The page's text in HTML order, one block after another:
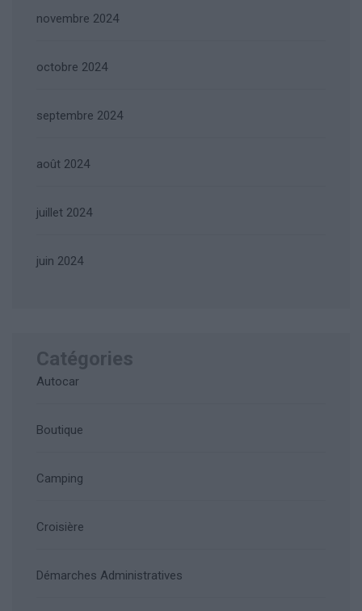
novembre 2024
octobre 2024
septembre 2024
août 2024
juillet 2024
juin 2024
Catégories
Autocar
Boutique
Camping
Croisière
Démarches Administratives